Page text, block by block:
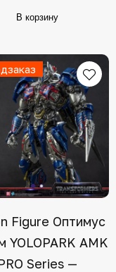
В корзину
Figure Оптимус
YOLOPARK AMK
Series —